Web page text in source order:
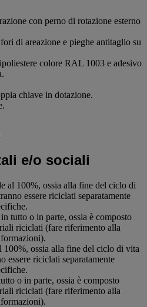
con perno di rotazione esterno
di areazione e pieghe antitaglio su
colore RAL 1003 e adesivo
chiave in dotazione.
e/o sociali
al 100%, ossia alla fine del ciclo di
essere riciclati separatamente
tutto o in parte, ossia è composto
riciclati (fare riferimento alla
ossia alla fine del ciclo di vita
essere riciclati separatamente
o in parte, ossia è composto
riciclati (fare riferimento alla